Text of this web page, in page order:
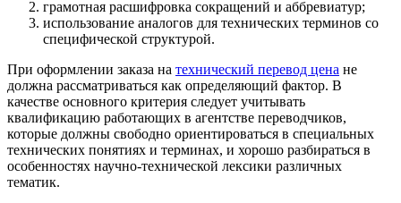
грамотная расшифровка сокращений и аббревиатур;
использование аналогов для технических терминов со
специфической структурой.
При оформлении заказа на технический перевод цена не
должна рассматриваться как определяющий фактор. В
качестве основного критерия следует учитывать
квалификацию работающих в агентстве переводчиков,
которые должны свободно ориентироваться в специальных
технических понятиях и терминах, и хорошо разбираться в
особенностях научно-технической лексики различных
тематик.